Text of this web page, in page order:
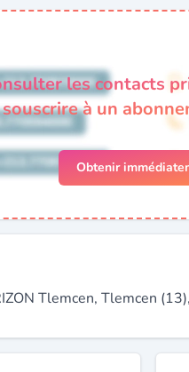
les contacts
souscrire à un
Obtenir
Tlemcen, Tlemcen